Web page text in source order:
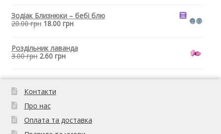
Зодіак Близнюки – бебі блю
20.00грн 18.00грн
Роздільник лаванда
3.00грн 2.60грн
Контакти
Про нас
Оплата та доставка